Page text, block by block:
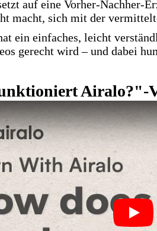
auf eine Vorher-Nachher-
macht, sich mit der
ein einfaches, leicht
gerecht wird – und dabei
Airalo?"-
Play